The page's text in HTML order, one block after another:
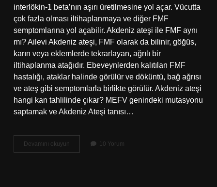
interlökin-1 beta’nın aşırı üretilmesine yol açar. Vücutta
çok fazla olması iltihaplanmaya ve diğer FMF
semptomlarına yol açabilir. Akdeniz ateşi ile FMF aynı
mı? Ailevi Akdeniz ateşi, FMF olarak da bilinir, göğüs,
karın veya eklemlerde tekrarlayan, ağrılı bir
iltihaplanma atağıdır. Ebeveynlerden kalıtılan FMF
hastalığı, ataklar halinde görülür ve döküntü, bağ ağrısı
ve ateş gibi semptomlarla birlikte görülür. Akdeniz ateşi
hangi kan tahlilinde çıkar? MEFV genindeki mutasyonu
saptamak ve Akdeniz Ateşi tanısı…
Devamını okuyun
Ateşi
10 Yorum